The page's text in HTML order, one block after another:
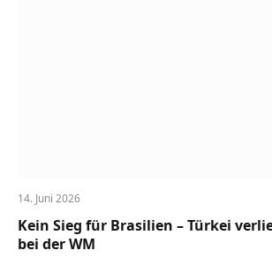
14. Juni 2026
Kein Sieg für Brasilien – Türkei
bei der WM